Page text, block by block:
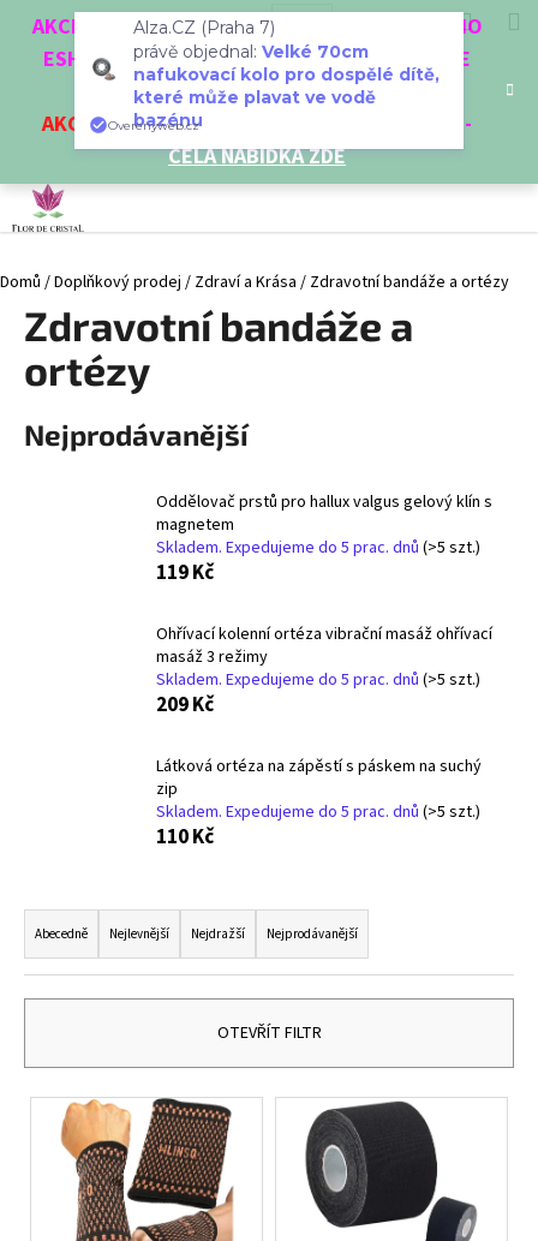
AKCE 3 + 1 ZDARMA. NAKUPTE 4 VĚCI Z NAŠEHO
ESHOPU A ČTVRTÝ NEJLEVNĚJŠÍ DOSTANETE
ZDARMA!
AKCENA VYBRANÉ VÝROBKY
-
CELÁ NABÍDKA ZDE
HledatPřihlášení
Domů /Doplňkový prodej / Zdraví a Krása / Zdravotní bandáže a ortézy
Zdravotní bandáže a
ortézy
Nejprodávanější
Oddělovač prstů pro hallux valgus gelový klín s
magnetem
Skladem. Expedujeme do 5 prac. dnů (>5 szt.)
119 Kč
Ohřívací kolenní ortéza vibrační masáž ohřívací
masáž 3 režimy
Skladem. Expedujeme do 5 prac. dnů (>5 szt.)
209 Kč
Látková ortéza na zápěstí s páskem na suchý
zip
Skladem. Expedujeme do 5 prac. dnů (>5 szt.)
110 Kč
Ř
a
z
e
í
p
Abecedně Nejlevnější Nejdražší Nejprodávanější
OTEVŘÍT FILTR
V
Zpět
Zpět
p
o
ř
e
b
u
e
HLEDAT
D
o
p
o
u
Alza.CZ (Praha 7)
právě objednal:Velké 70cm
nafukovací kolo pro dospělé dítě,
které může plavat ve vodě
bazénu
Overenyweb.cz